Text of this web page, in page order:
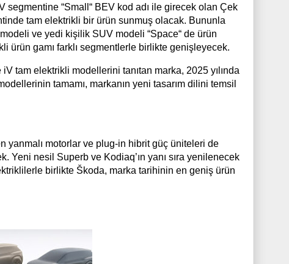
“Small“ BEV kod adı ile girecek olan Çek
tam elektrikli bir ürün sunmuş olacak. Bununla
ve yedi kişilik SUV modeli “Space“ de ürün
ürün gamı farklı segmentlerle birlikte genişleyecek.
tam elektrikli modellerini tanıtan marka, 2025 yılında
tamamı, markanın yeni tasarım dilini temsil
motorlar ve plug-in hibrit güç üniteleri de
Yeni nesil Superb ve Kodiaq’ın yanı sıra yenilenecek
birlikte Škoda, marka tarihinin en geniş ürün